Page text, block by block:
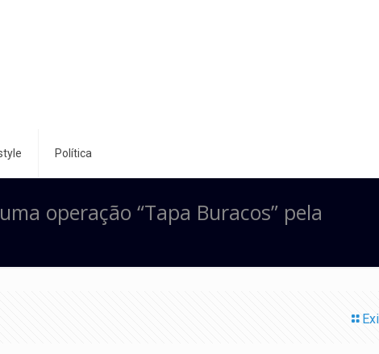
Política
operação “Tapa Buracos” pela